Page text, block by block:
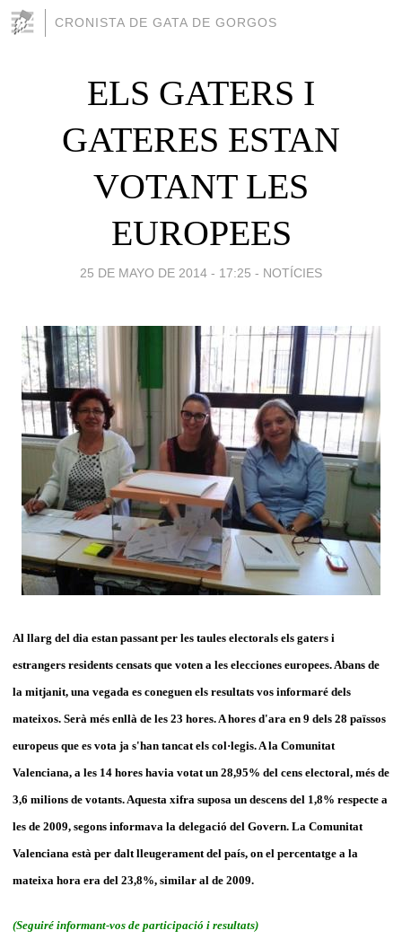
CRONISTA DE GATA DE GORGOS
ELS GATERS I
GATERES ESTAN
VOTANT LES
EUROPEES
25 DE MAYO DE 2014 - 17:25 - NOTÍCIES
Al llarg del dia estan passant per les taules electorals els gaters i
estrangers residents censats que voten a les elecciones europees. Abans de
la mitjanit, una vegada es coneguen els resultats vos informaré dels
mateixos. Serà més enllà de les 23 hores. A hores d'ara en 9 dels 28 païssos
europeus que es vota ja s'han tancat els col·legis. A la Comunitat
Valenciana, a les 14 hores havia votat un 28,95% del cens electoral, més de
3,6 milions de votants. Aquesta xifra suposa un descens del 1,8% respecte a
les de 2009, segons informava la delegació del Govern. La Comunitat
Valenciana està per dalt lleugerament del país, on el percentatge a la
mateixa hora era del 23,8%, similar al de 2009.
(Seguiré informant-vos de participació i resultats)